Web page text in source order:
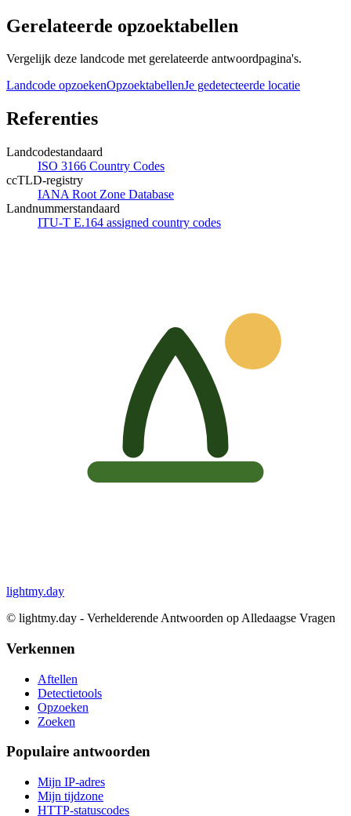
Gerelateerde opzoektabellen
Vergelijk deze landcode met gerelateerde antwoordpagina's.
Landcode opzoekenOpzoektabellenJe gedetecteerde locatie
Referenties
Landcodestandaard
ISO 3166 Country Codes
ccTLD-registry
IANA Root Zone Database
Landnummerstandaard
ITU-T E.164 assigned country codes
lightmy.day
© lightmy.day - Verhelderende Antwoorden op Alledaagse Vragen
Verkennen
Aftellen
Detectietools
Opzoeken
Zoeken
Populaire antwoorden
Mijn IP-adres
Mijn tijdzone
HTTP-statuscodes